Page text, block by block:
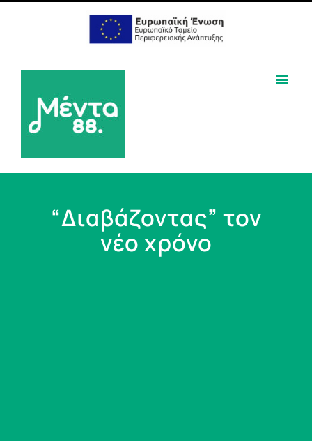
“Διαβάζοντας” τον
νέο χρόνο